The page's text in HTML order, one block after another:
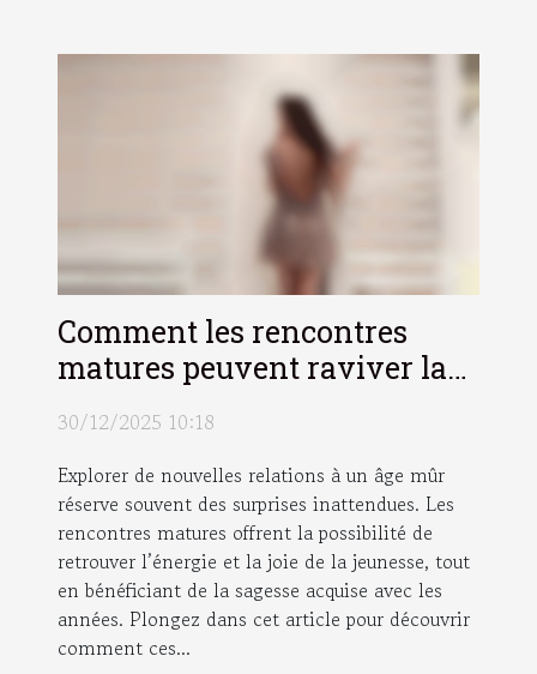
Comment les rencontres
matures peuvent raviver la
flamme de la jeunesse ?
30/12/2025 10:18
Explorer de nouvelles relations à un âge mûr
réserve souvent des surprises inattendues. Les
rencontres matures offrent la possibilité de
retrouver l’énergie et la joie de la jeunesse, tout
en bénéficiant de la sagesse acquise avec les
années. Plongez dans cet article pour découvrir
comment ces...